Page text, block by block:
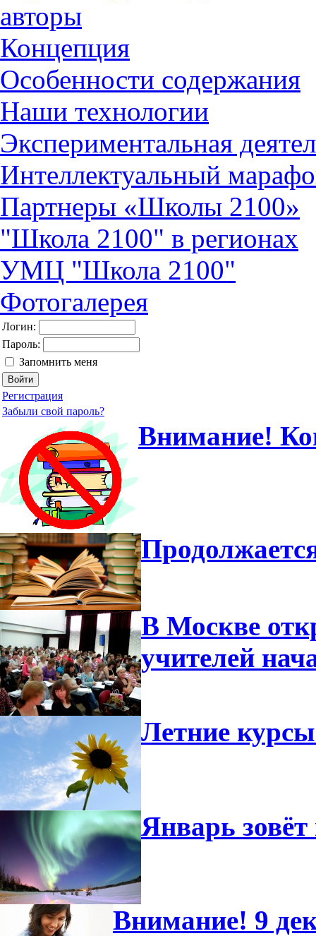
авторы
Концепция
Особенности содержания
Наши технологии
Экспериментальная
Интеллектуальный
Партнеры «Школы 2100»
"Школа 2100" в регионах
УМЦ "Школа 2100"
Фотогалерея
Логин:
Пароль:
Запомнить меня
Регистрация
Забыли свой пароль?
Внимание!
В Москве
учителей
Летние
Январь зовёт
Внимание! 9